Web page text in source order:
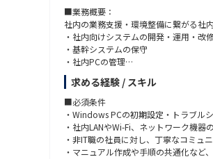
エスカレーション対応、システムアッ
■業務概要：
社内の業務支援・環境整備に繋がる社
・社内向けシステムの開発・運用・改
・基幹システムの保守
・社内PCの管理
・社内ネットワーク、サーバーの管理
・社員の業務サポート（問合わせ対応
※社内LANの配線や、ネットワーク機
■組織構成：
IT担当は現在1名です。親会社の担当
求める経験 / スキル
■必須条件
・Windows PCの初期設定・トラブル
・社内LANやWi-Fi、ネットワーク機器
・非IT職の社員に対し、丁寧なコミュ
・マニュアル作成や手順の共通化など